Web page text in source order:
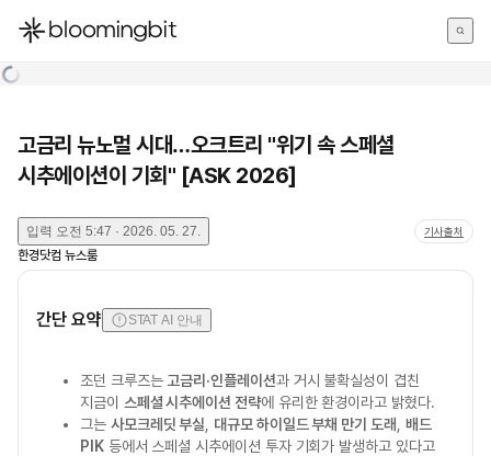
한국어
고금리 뉴노멀 시대…오크트리 "위기 속 스페셜
시추에이션이 기회" [ASK 2026]
입력 오전 5:47 · 2026. 05. 27. 기사출처
한경닷컴 뉴스룸
간단 요약 STAT AI 안내
조던 크루즈는 고금리·인플레이션과 거시 불확실성이 겹친
지금이 스페셜 시추에이션 전략에 유리한 환경이라고 밝혔다.
그는 사모크레딧 부실 대규모 하이일드 부채 만기 도래
배드
PIK등에서 스페셜 시추에이션 투자 기회가 발생하고 있다고